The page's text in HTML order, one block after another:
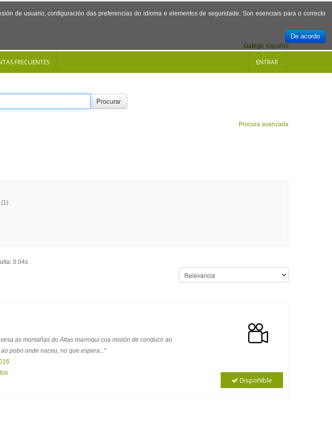
de usuario, configuración das preferencias do idioma e elementos de seguridade. Son esenciais para o correcto
De acordo
Español
Galego
FRECUENTES ENTRAR
Procurar
Procura avanzada
(1)
0.04s
as montañas do Atlas marroquí coa misión de conducir ao
pobo onde naceu, no que espera..."
Dispoñible